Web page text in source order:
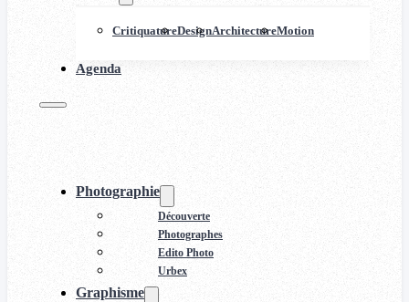
CritiquatureDesignArchitectureMotion
Agenda
Photographie
Découverte
Photographes
Edito Photo
Urbex
Graphisme